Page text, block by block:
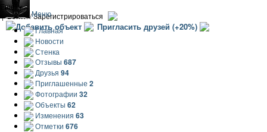
Еще
|Войти / Зарегистрироваться
Добавить объект Пригласить друзей (+20%)
Меню
Главная
Новости
Стенка
Отзывы 687
Друзья 94
Приглашенные 2
Фотографии 32
Объекты 62
Изменения 63
Отметки 676